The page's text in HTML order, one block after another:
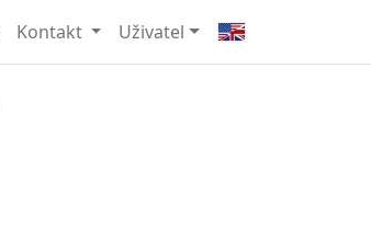
Kontakt Uživatel